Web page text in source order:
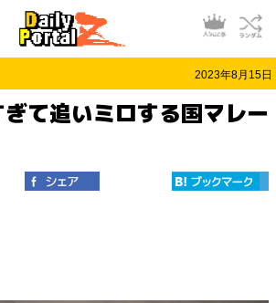
2023年8月15日
て追いミロする国マレー